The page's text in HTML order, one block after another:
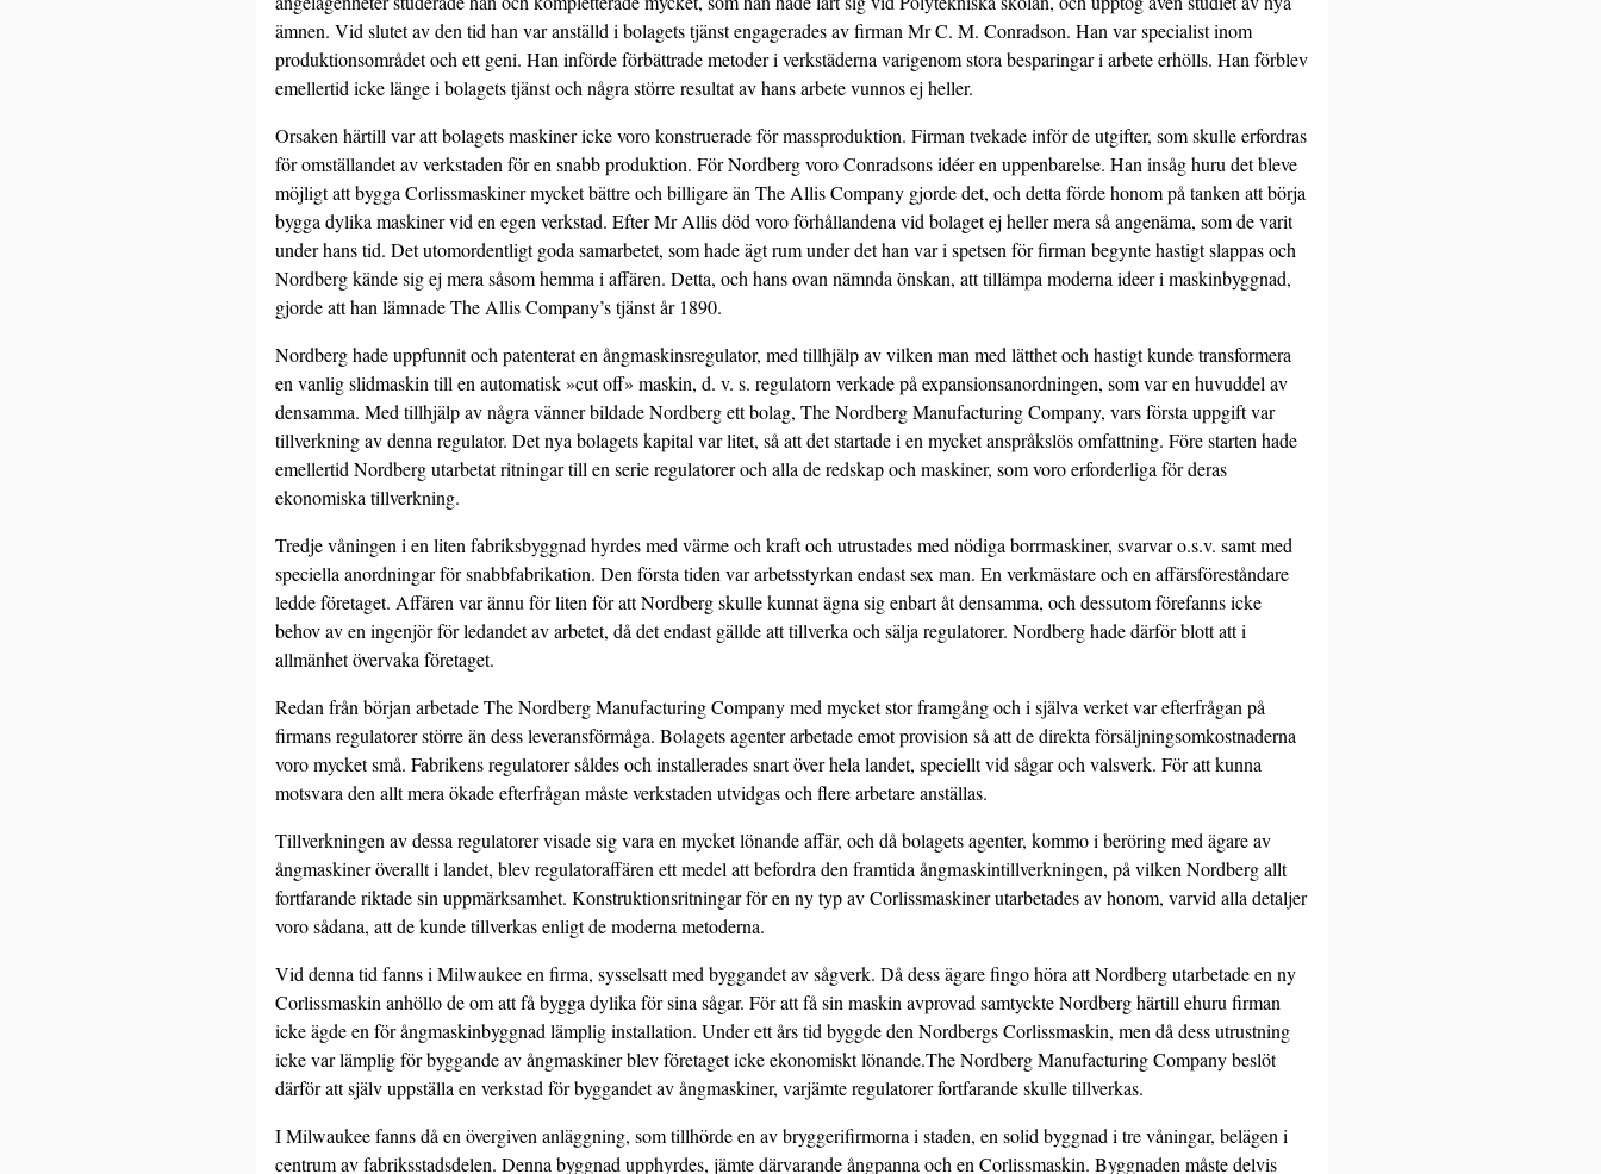
ämnen. Vid slutet av den tid han var anställd i bolagets tjänst engagerades av firman Mr C. M. Conradson. Han var specialist inom
produktions­området och ett geni. Han införde förbättrade metoder i verkstäderna varigenom stora besparingar i arbete erhölls. Han förblev
emellertid icke länge i bolagets tjänst och några större resultat av hans arbete vunnos ej heller.
Orsaken härtill var att bolagets maskiner icke voro konstruerade för massproduktion. Firman tvekade inför de utgifter, som skulle erfordras
för omställandet av verkstaden för en snabb produktion. För Nordberg voro Conradsons idéer en uppenbarelse. Han insåg huru det bleve
möjligt att bygga Corlissmaskiner mycket bättre och billigare än The Allis Company gjorde det, och detta förde honom på tanken att börja
bygga dylika maskiner vid en egen verkstad. Efter Mr Allis död voro förhållandena vid bolaget ej heller mera så angenäma, som de varit
under hans tid. Det utomordentligt goda sam­arbetet, som hade ägt rum under det han var i spetsen för firman begynte hastigt slappas och
Nordberg kände sig ej mera såsom hemma i affären. Detta, och hans ovan nämnda önskan, att tillämpa moderna ideer i maskin­byggnad,
gjorde att han lämnade The Allis Company’s tjänst år 1890.
Nordberg hade uppfunnit och patenterat en ångmaskinsregulator, med tillhjälp av vilken man med lätt­het och hastigt kunde transformera
en vanlig slidmaskin till en automatisk »cut off» maskin, d. v. s. regulatorn verkade på expansionsanordningen, som var en huvud­del av
densamma. Med tillhjälp av några vänner bildade Nordberg ett bolag, The Nordberg Manufacturing Company, vars första uppgift var
tillverkning av denna regu­lator. Det nya bolagets kapital var litet, så att det startade i en mycket anspråkslös omfattning. Före starten hade
emellertid Nordberg utarbetat ritningar till en serie regulatorer och alla de redskap och maskiner, som voro erforderliga för deras
ekonomiska tillverkning.
Tredje våningen i en liten fabriksbyggnad hyrdes med värme och kraft och utrustades med nödiga borrmaski­ner, svarvar o.s.v. samt med
speciella anordningar för snabbfabrikation. Den första tiden var arbetsstyrkan endast sex man. En verkmästare och en affärsföreståndare
ledde företaget. Affären var ännu för liten för att Nordberg skulle kunnat ägna sig enbart åt densamma, och dessutom förefanns icke
behov av en ingenjör för ledan­det av arbetet, då det endast gällde att tillverka och sälja regulatorer. Nordberg hade därför blott att i
allmänhet övervaka företaget.
Redan från början arbetade The Nordberg Manufacturing Company med mycket stor framgång och i själva verket var efterfrågan på
firmans regulatorer större än dess leveransförmåga. Bolagets agenter arbetade emot provision så att de direkta försäljningsomkostnaderna
voro mycket små. Fabrikens regula­torer såldes och installerades snart över hela landet, speciellt vid sågar och valsverk. För att kunna
motsvara den allt mera ökade efterfrågan måste verkstaden utvidgas och flere arbetare anställas.
Tillverkningen av dessa regulatorer visade sig vara en mycket lönande affär, och då bolagets agenter, kommo i beröring med ägare av
ångmaskiner överallt i landet, blev regulator­affären ett medel att befordra den framtida ångmaskin­tillverkningen, på vilken Nordberg allt
fortfarande riktade sin uppmärksamhet. Konstruktionsritningar för en ny typ av Corlissmaskiner utarbetades av honom, varvid alla detaljer
voro sådana, att de kunde tillverkas enligt de moderna metoderna.
Vid denna tid fanns i Milwaukee en firma, sysselsatt med byggandet av såg­verk. Då dess ägare fingo höra att Nordberg utarbe­tade en ny
Corlissmaskin anhöllo de om att få bygga dylika för sina sågar. För att få sin maskin avprovad sam­tyckte Nordberg härtill ehuru firman
icke ägde en för ångmaskinbyggnad lämplig installation. Under ett års tid byggde den Nordbergs Corlissmaskin, men då dess utrustning
icke var lämplig för byggande av ångmaski­ner blev företaget icke ekonomiskt lönande.The Nordberg Manufacturing Company beslöt
därför att själv uppställa en verkstad för byggandet av ångmaskiner, varjämte regulatorer fortfarande skulle tillverkas.
I Milwaukee fanns då en övergiven anläggning, som tillhörde en av bryggerifirmorna i staden, en solid byggnad i tre våningar, belägen i
centrum av fabriksstadsdelen. Denna byggnad upphyrdes, jämte därvarande ångpanna och en Corlissmaskin. Byggnaden måste delvis